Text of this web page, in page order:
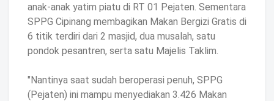
anak-anak yatim piatu di RT 01 Pejaten. Sementara
SPPG Cipinang membagikan Makan Bergizi Gratis di
6 titik terdiri dari 2 masjid, dua musalah, satu
pondok pesantren, serta satu Majelis Taklim.
"Nantinya saat sudah beroperasi penuh, SPPG
(Pejaten) ini mampu menyediakan 3.426 Makan